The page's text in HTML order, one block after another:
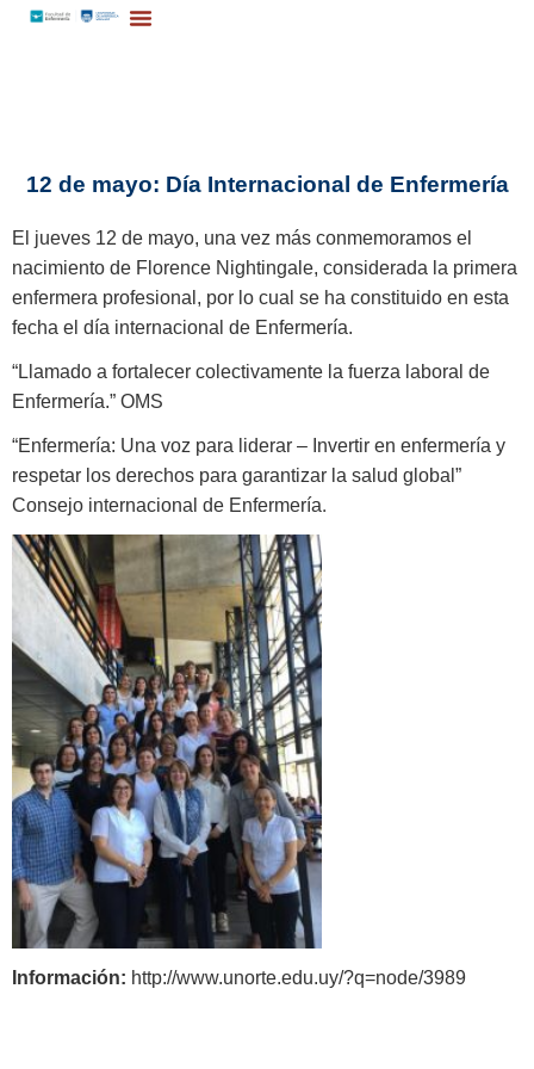
12 de mayo: Día Internacional de Enfermería
El jueves 12 de mayo, una vez más conmemoramos el
nacimiento de Florence Nightingale, considerada la primera
enfermera profesional, por lo cual se ha constituido en esta
fecha el día internacional de Enfermería.
“Llamado a fortalecer colectivamente la fuerza laboral de
Enfermería.” OMS
“Enfermería: Una voz para liderar – Invertir en enfermería y
respetar los derechos para garantizar la salud global”
Consejo internacional de Enfermería.
Información: http://www.unorte.edu.uy/?q=node/3989